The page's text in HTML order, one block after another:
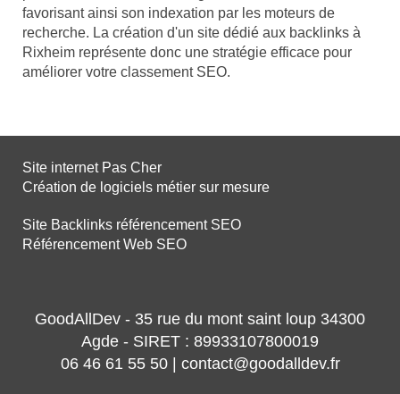
favorisant ainsi son indexation par les moteurs de
recherche. La création d'un site dédié aux backlinks à
Rixheim représente donc une stratégie efficace pour
améliorer votre classement SEO.
Site internet Pas Cher
Création de logiciels métier sur mesure
Site Backlinks référencement SEO
Référencement Web SEO
GoodAllDev - 35 rue du mont saint loup 34300
Agde - SIRET : 89933107800019
06 46 61 55 50 | contact@goodalldev.fr